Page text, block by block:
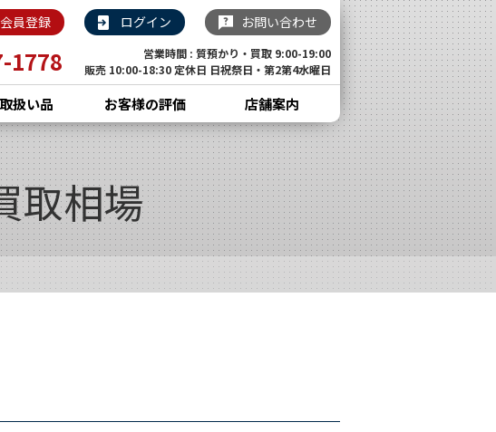
員登録 ログイン お問い合わせ
1778
営業時間 : 質預かり・買取 9:00-19:00
販売 10:00-18:30 定休日 日祝祭日・第2第4水曜日
扱い品 お客様の評価 店舗案内
取相場